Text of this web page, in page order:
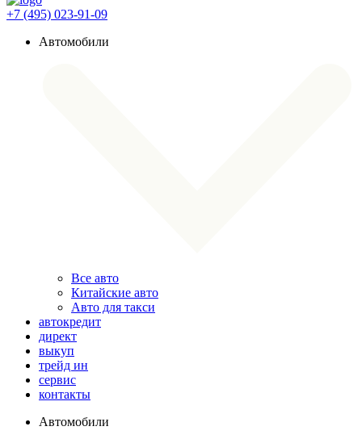
+7 (495) 023-91-09
Автомобили
Все авто
Китайские авто
Авто для такси
автокредит
директ
выкуп
трейд ин
сервис
контакты
Автомобили